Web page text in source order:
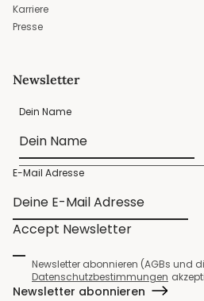
Karriere
Presse
Newsletter
Dein Name
E-Mail Adresse
Accept Newsletter
Newsletter abonnieren (AGBs und
Datenschutzbestimmungen
Newsletter abonnieren